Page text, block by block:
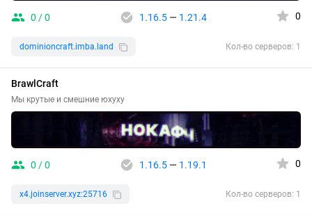
0 / 0 1.16.5— 1.21.4 0
dominioncraft.imba.land Кол-во серверов: 1
BrawlCraft
Мы крутые и смешние юхуху
0 / 0 1.16.5— 1.19.1 0
x4.joinserver.xyz:25716 Кол-во серверов: 1